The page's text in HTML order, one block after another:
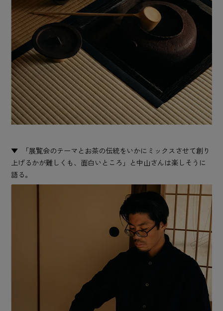
「展覧会のテーマとお茶の伝統をいかにミックスさせて創り
上げるかが難しくも、面白いところ」と中山さんは楽しそうに
語る。